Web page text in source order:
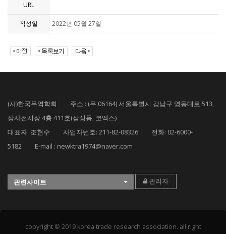
URL
작성일 2022년 05월 27일
(사)한국무역학회 주소 : (우 06164) 서울특별시 강남구 영동대로 513,
상사전시장 4층 411호(삼성동, 코엑스)
대표자: 조현수 사업자번호: 211-82-08326 전화: 02-6000-
5182 E-mail : newktra1974@naver.com
관련사이트 관리자
copyright © 2019 korea trade research association. all right